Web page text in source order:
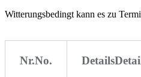
Witterungsbedingt kann es zu
Nr.No. Details